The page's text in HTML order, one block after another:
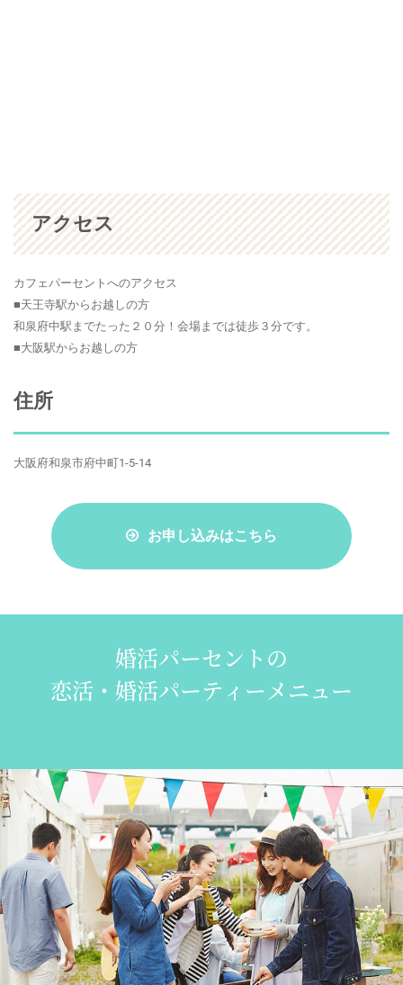
アクセス
カフェパーセントへのアクセス
■天王寺駅からお越しの方
和泉府中駅までたった２０分！会場までは徒歩３分です。
■大阪駅からお越しの方
住所
大阪府和泉市府中町1-5-14
お申し込みはこちら
婚活パーセントの
恋活・婚活パーティーメニュー